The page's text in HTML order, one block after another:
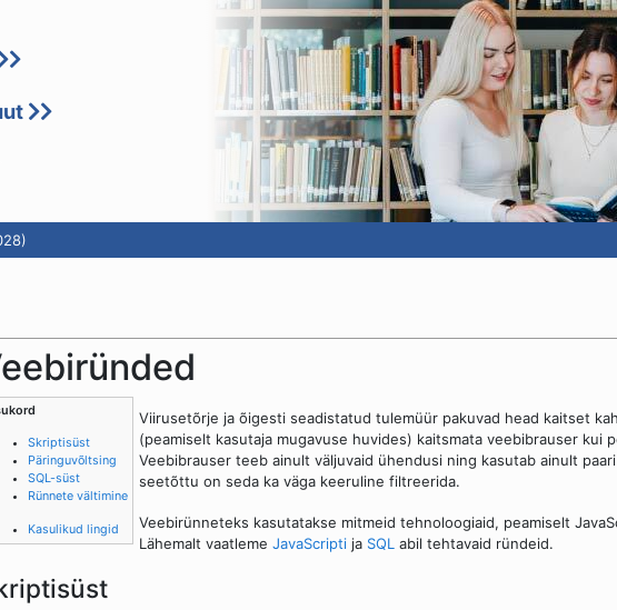
Skriptisüst
Päringuvõltsing
SQL-süst
Rünnete vältimine
Kasulikud lingid
Viirusetõrje ja õigesti seadistatud tulemüür pakuvad head kaitset
(peamiselt kasutaja mugavuse huvides) kaitsmata veebibrauser kui
Veebibrauser teeb ainult väljuvaid ühendusi ning kasutab ainult
seetõttu on seda ka väga keeruline filtreerida.
Veebirünneteks kasutatakse mitmeid tehnoloogiaid, peamiselt
Lähemalt vaatlemeJavaScripti ja SQL abil tehtavaid ründeid.